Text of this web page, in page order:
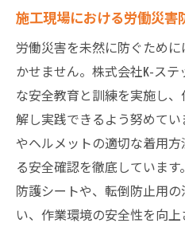
施工現場における労働災害
労働災害を未然に防ぐため
かせません。株式会社K-ス
な安全教育と訓練を実施し
解し実践できるよう努めて
やヘルメットの適切な着用
る安全確認を徹底していま
防護シートや、転倒防止用
い、作業環境の安全性を向